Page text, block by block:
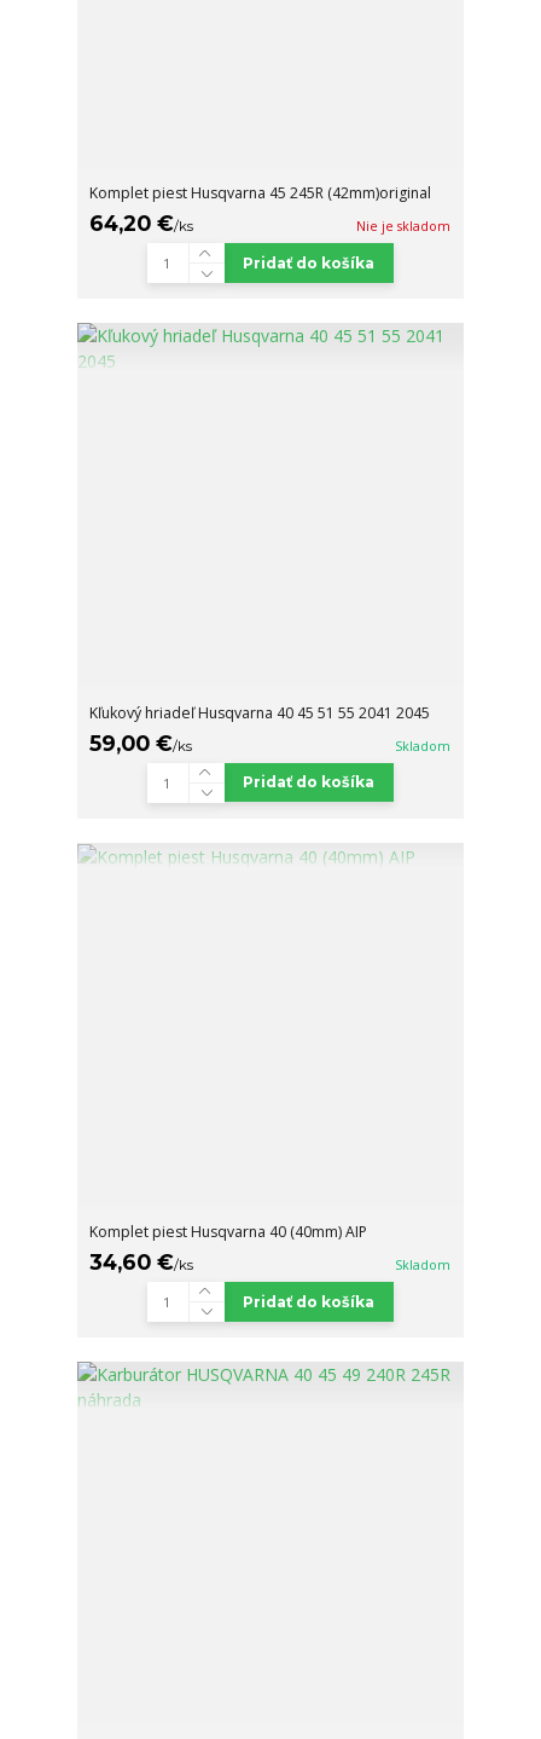
Komplet piest Husqvarna 45 245R (42mm)original
64,20 €/ks Nie je skladom
Pridať do košíka
Kľukový hriadeľ Husqvarna 40 45 51 55 2041 2045
59,00 €/ks Skladom
Pridať do košíka
Komplet piest Husqvarna 40 (40mm) AIP
34,60 €/ks Skladom
Pridať do košíka